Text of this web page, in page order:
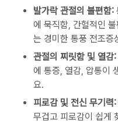
발가락 관절의 불편함:
에 묵직함, 간헐적인
는 경미한 통풍 전조증
관절의 찌릿함 및 열감:
에 통증, 열감, 압통이
요.
피로감 및 전신 무기력:
무겁고 피로감이 쉽게